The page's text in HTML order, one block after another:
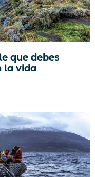
que debes
la vida